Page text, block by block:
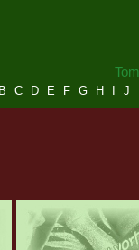
B C D E F G H J